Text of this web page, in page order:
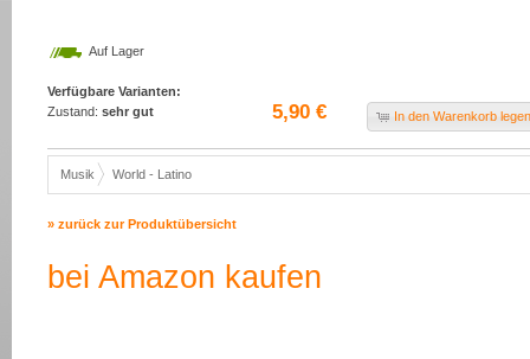
Auf Lager
Verfügbare Varianten:
Zustand: sehr gut 5,90 € In den Warenkorb
Musik World - Latino
» zurück zur Produktübersicht
bei Amazon kaufen